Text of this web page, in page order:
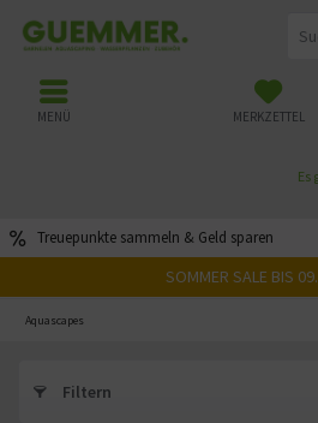
Treuepunkte sammeln & Geld sparen
MERKZETTEL
MENÜ
Es
SOMMER SALE BIS
Aquascapes
Filtern